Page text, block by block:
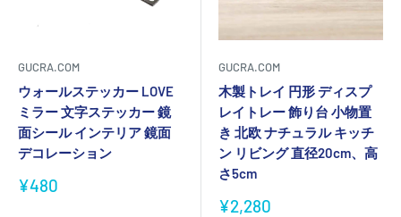
GUCRA.COM
ウォールステッカー LOVE
ミラー 文字ステッカー 鏡
面シール インテリア 鏡面
デコレーション
販
¥480
GUCRA.COM
木製トレイ 円形 ディスプ
レイトレー 飾り台 小物置
き 北欧 ナチュラル キッチ
ン リビング 直径20cm、高
さ5cm
販
¥2,280